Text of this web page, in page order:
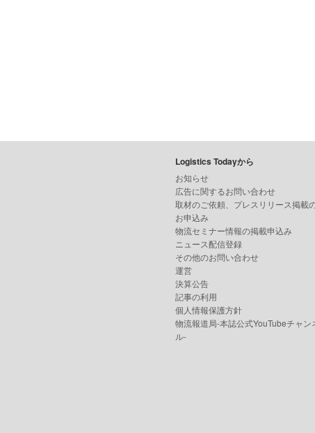
Logistics Todayから
お知らせ
広告に関するお問い合わせ
取材のご依頼、プレスリリース掲載
お申込み
物流セミナー情報の掲載申込み
ニュース配信登録
その他のお問い合わせ
運営
決算公告
記事の利用
個人情報保護方針
物流報道局-本誌公式YouTubeチャン
ル-